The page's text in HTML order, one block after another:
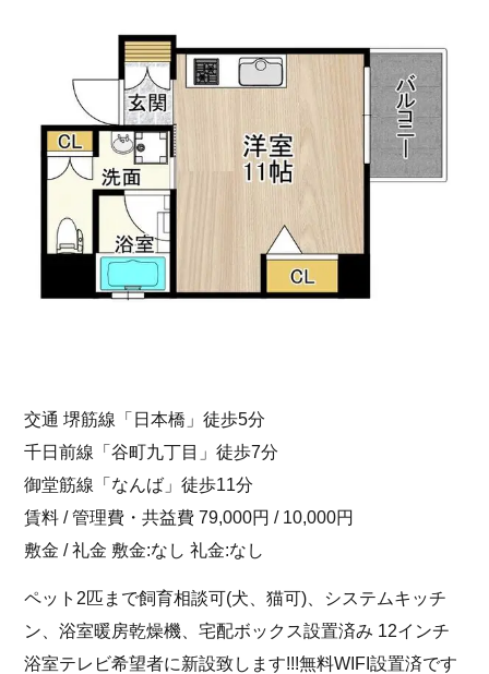
交通 堺筋線「日本橋」徒歩5分
千日前線「谷町九丁目」徒歩7分
御堂筋線「なんば」徒歩11分
賃料 / 管理費・共益費 79,000円 / 10,000円
敷金 / 礼金 敷金:なし 礼金:なし
ペット2匹まで飼育相談可(犬、猫可)、システムキッチ
ン、浴室暖房乾燥機、宅配ボックス設置済み 12インチ
浴室テレビ希望者に新設致します!!!無料WIFI設置済です